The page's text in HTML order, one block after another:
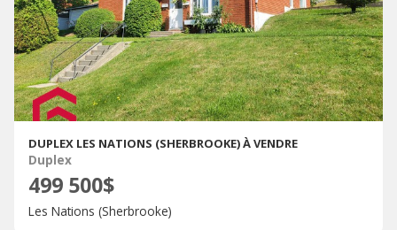
DUPLEX LES NATIONS (SHERBROOKE) À VENDRE
Duplex
499 500$
Les Nations (Sherbrooke)